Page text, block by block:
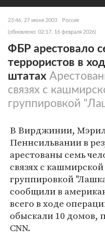
23:46, 27 июня 2003 Россия
(обновлено: 02:17, 16 февраля 2026)
ФБР арестовало
террористов в
штатах
связях с
группировкой
В Вирджинии,
Пеннсильвании в
арестованы семь
связях с
группировкой
сообщили в
всего в ходе
обыскали 10 домов,
CNN.